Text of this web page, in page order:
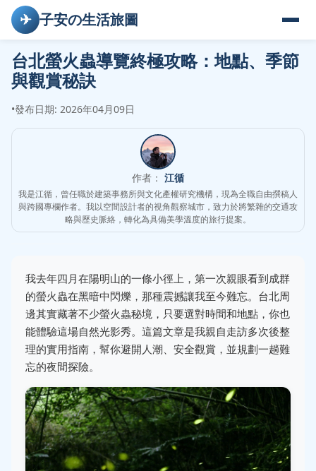
✈ 子安の生活旅圖
台北螢火蟲導覽終極攻略：地點、季節
與觀賞秘訣
•發布日期: 2026年04月09日
作者： 江循
我是江循，曾任職於建築事務所與文化產權研究機構，現為全職自由撰稿人
與跨國專欄作者。我以空間設計者的視角觀察城市，致力於將繁雜的交通攻
略與歷史脈絡，轉化為具備美學溫度的旅行提案。
我去年四月在陽明山的一條小徑上，第一次親眼看到成群
的螢火蟲在黑暗中閃爍，那種震撼讓我至今難忘。台北周
邊其實藏著不少螢火蟲秘境，只要選對時間和地點，你也
能體驗這場自然光影秀。這篇文章是我親自走訪多次後整
理的實用指南，幫你避開人潮、安全觀賞，並規劃一趟難
忘的夜間探險。